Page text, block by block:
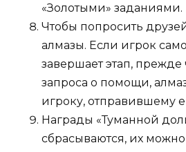
«Золотыми» заданиями.
Чтобы попросить
алмазы. Если игрок
завершает этап,
запроса о помощи,
игроку, отправившему
Награды «Туманной
сбрасываются, их